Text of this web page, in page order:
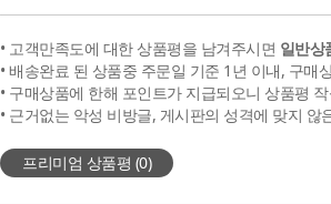
• 고객만족도에 대한 상품평을 남겨주시면 일반상
• 배송완료 된 상품중 주문일 기준 1년 이내, 구매
• 구매상품에 한해 포인트가 지급되오니 상품평
• 근거없는 악성 비방글, 게시판의 성격에 맞지
프리미엄 상품평 (0)